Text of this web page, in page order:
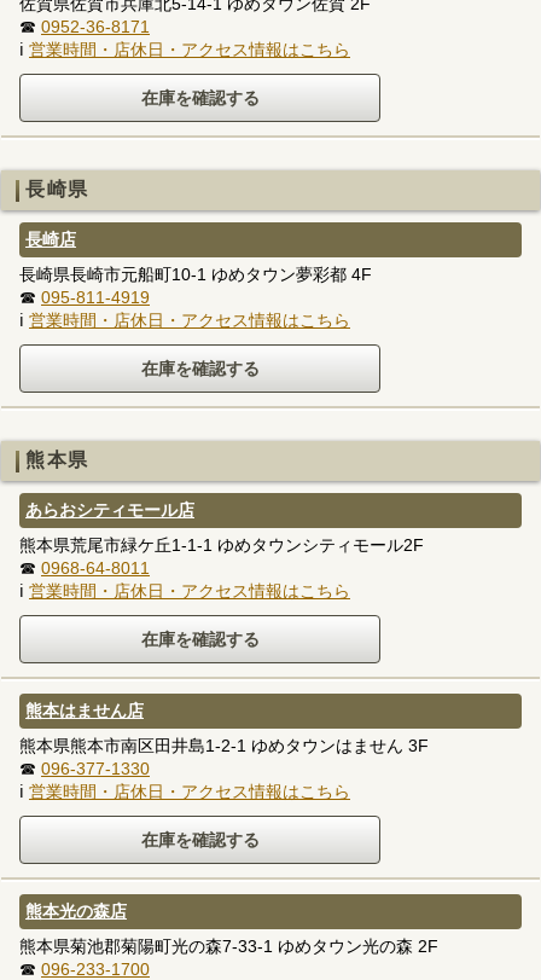
☎ 0952-36-8171
ℹ 営業時間・店休日・アクセス情報はこちら
長崎県
長崎店
長崎県長崎市元船町10-1 ゆめタウン夢彩都 4F
☎ 095-811-4919
ℹ 営業時間・店休日・アクセス情報はこちら
熊本県
あらおシティモール店
熊本県荒尾市緑ケ丘1-1-1 ゆめタウンシティモール2F
☎ 0968-64-8011
ℹ 営業時間・店休日・アクセス情報はこちら
熊本はません店
熊本県熊本市南区田井島1-2-1 ゆめタウンはません 3F
☎ 096-377-1330
ℹ 営業時間・店休日・アクセス情報はこちら
熊本光の森店
熊本県菊池郡菊陽町光の森7-33-1 ゆめタウン光の森 2F
☎ 096-233-1700